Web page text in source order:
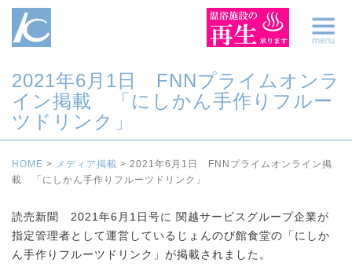
2021年6月1日 FNNプライムオンラ
イン掲載 「にしかん手作りフルー
ツドリンク」
HOME > メディア掲載 > 2021年6月1日 FNNプライムオンライン掲
載 「にしかん手作りフルーツドリンク」
読売新聞 2021年6月1日号に 関越サービスグループ企業が
指定管理者として運営しているじょんのび館食堂の「にしか
ん手作りフルーツドリンク」が掲載されました。